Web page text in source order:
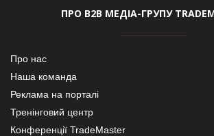
ПРО В2В МЕДІА-ГРУПУ
Про нас
Наша команда
Реклама на порталі
Тренінговий центр
Конференції TradeMaster